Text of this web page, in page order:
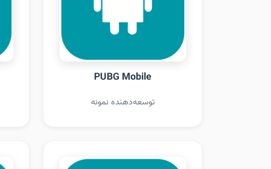
PUBG Mobile
توسعه‌دهنده نمونه